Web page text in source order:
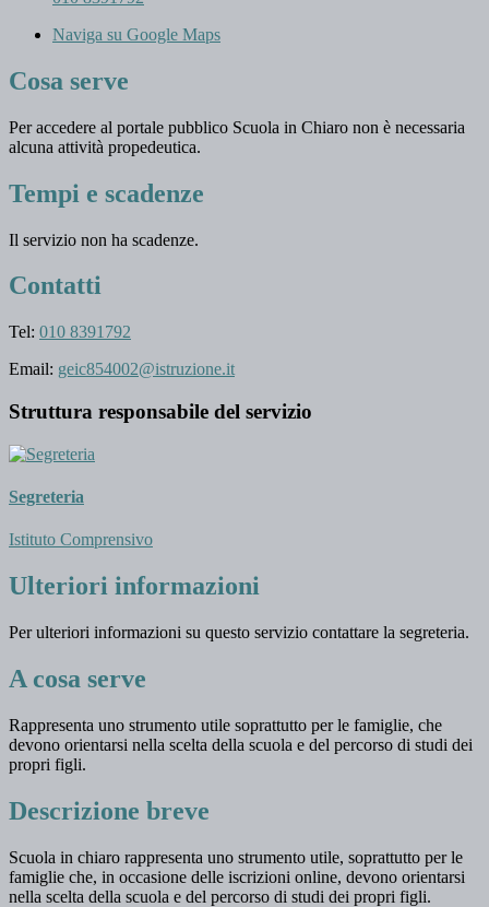
Naviga su Google Maps
Cosa serve
Per accedere al portale pubblico Scuola in Chiaro non è necessaria
alcuna attività propedeutica.
Tempi e scadenze
Il servizio non ha scadenze.
Contatti
Tel: 010 8391792
Email: geic854002@istruzione.it
Struttura responsabile del servizio
Segreteria
Istituto Comprensivo
Ulteriori informazioni
Per ulteriori informazioni su questo servizio contattare la segreteria.
A cosa serve
Rappresenta uno strumento utile soprattutto per le famiglie, che
devono orientarsi nella scelta della scuola e del percorso di studi dei
propri figli.
Descrizione breve
Scuola in chiaro rappresenta uno strumento utile, soprattutto per le
famiglie che, in occasione delle iscrizioni online, devono orientarsi
nella scelta della scuola e del percorso di studi dei propri figli.